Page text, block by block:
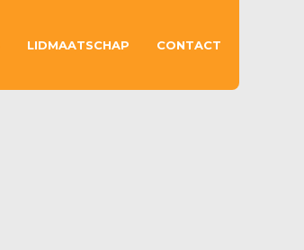
LIDMAATSCHAP CONTACT